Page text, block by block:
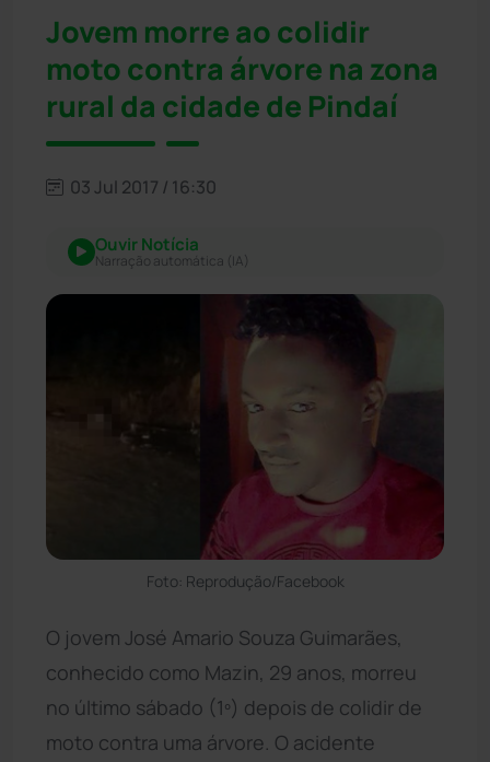
Jovem morre ao colidir
moto contra árvore na zona
rural da cidade de Pindaí
03 Jul 2017 / 16:30
Ouvir Notícia
Narração automática (IA)
Foto: Reprodução/Facebook
O jovem José Amario Souza Guimarães,
conhecido como Mazin, 29 anos, morreu
no último sábado (1º) depois de colidir de
moto contra uma árvore. O acidente